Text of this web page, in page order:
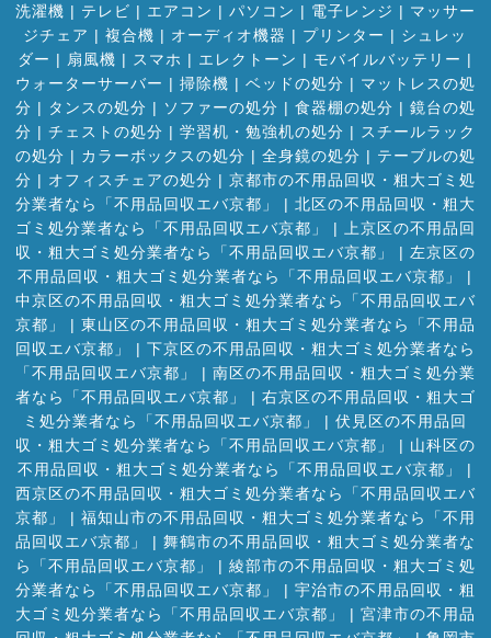
洗濯機 | テレビ | エアコン | パソコン | 電子レンジ | マッサー
ジチェア | 複合機 | オーディオ機器 | プリンター | シュレッ
ダー | 扇風機 | スマホ | エレクトーン | モバイルバッテリー |
ウォーターサーバー | 掃除機 | ベッドの処分 | マットレスの処
分 | タンスの処分 | ソファーの処分 | 食器棚の処分 | 鏡台の処
分 | チェストの処分 | 学習机・勉強机の処分 | スチールラック
の処分 | カラーボックスの処分 | 全身鏡の処分 | テーブルの処
分 | オフィスチェアの処分 | 京都市の不用品回収・粗大ゴミ処
分業者なら「不用品回収エバ京都」
| 北区の不用品回収・粗大
ゴミ処分業者なら「不用品回収エバ京都」
|
上京区の不用品回
収・粗大ゴミ処分業者なら「不用品回収エバ京都」
| 左京区の
不用品回収・粗大ゴミ処分業者なら「不用品回収エバ京都」
|
中京区の不用品回収・粗大ゴミ処分業者なら「不用品回収エバ
京都」
| 東山区の不用品回収・粗大ゴミ処分業者なら「不用品
回収エバ京都」
| 下京区の不用品回収・粗大ゴミ処分業者なら
「不用品回収エバ京都」
| 南区の不用品回収・粗大ゴミ処分業
者なら「不用品回収エバ京都」
| 右京区の不用品回収・粗大ゴ
ミ処分業者なら「不用品回収エバ京都」
| 伏見区の不用品回
収・粗大ゴミ処分業者なら「不用品回収エバ京都」
| 山科区の
不用品回収・粗大ゴミ処分業者なら「不用品回収エバ京都」
|
西京区の不用品回収・粗大ゴミ処分業者なら「不用品回収エバ
京都」
| 福知山市の不用品回収・粗大ゴミ処分業者なら「不用
品回収エバ京都」
| 舞鶴市の不用品回収・粗大ゴミ処分業者な
ら「不用品回収エバ京都」
| 綾部市の不用品回収・粗大ゴミ処
分業者なら「不用品回収エバ京都」
| 宇治市の不用品回収・粗
大ゴミ処分業者なら「不用品回収エバ京都」
| 宮津市の不用品